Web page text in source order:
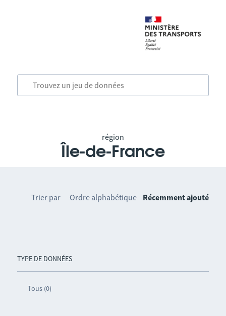
région
Île-de-France
TYPE DE DONNÉES
Tous (0)
Trier par Ordre alphabétique Récemment ajouté